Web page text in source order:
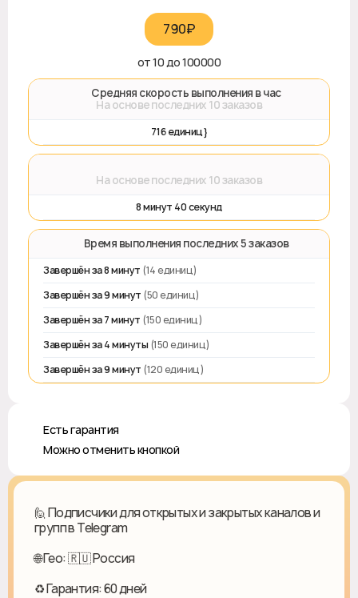
790₽‎
от 10 до 100000
🚀 Средняя скорость выполнения в час
На основе последних 10 заказов
716 единиц}
На основе последних 10 заказов
8 минут 40 секунд
⏱️ Время выполнения последних 5 заказов
Завершён за 8 минут (14 единиц)
Завершён за 9 минут (50 единиц)
Завершён за 7 минут (150 единиц)
Завершён за 4 минуты (150 единиц)
Завершён за 9 минут (120 единиц)
♻️ Есть гарантия
❎ Можно отменить кнопкой
🙋 Подписчики для открытых и закрытых каналов и
групп в Telegram
🌐 Гео: 🇷🇺 Россия
♻ Гарантия: 60 дней